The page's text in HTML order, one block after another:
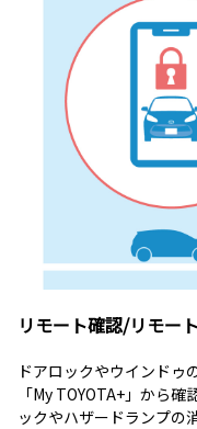
リモート確認/リモー
ドアロックやウインドゥ
「My TOYOTA+」から
ックやハザードランプの